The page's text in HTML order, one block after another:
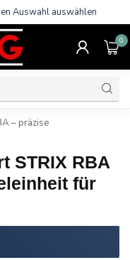
Auswahl auswählen
0
– präzise
STRIX RBA
für